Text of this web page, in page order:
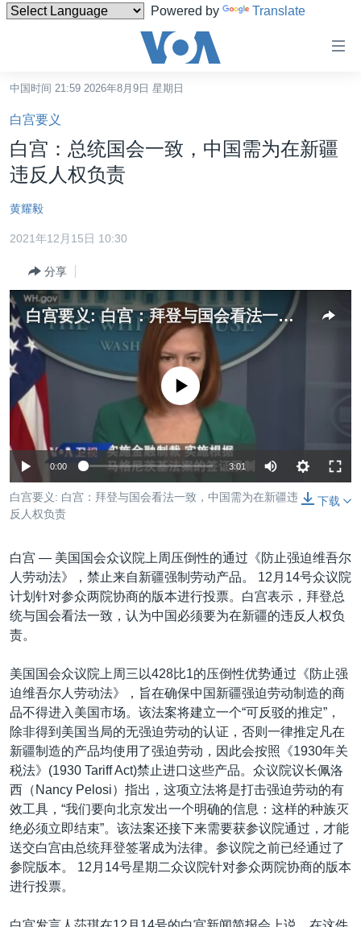
Powered by Translate
碍
链
接
跳
转
内
容
到
导
跳
转
检
中国
最新国际新闻
印太
中东
非洲
美洲
全球议题
分类新闻
经济·金融·贸易
人权·法律·宗教
科教·文娱·体健
军事
劳工
环境
美中关系
热点专题
白宫要闻
国会报道
美中关系
美国建国250周年
埃博拉疫情
美国之音专访
台海两岸关系
南中国海争端
GEN Z 看美国
VOA视频
VOA今日焦点
中文广播
关注我们
其他语言网站
中国时间 21:59 2026年8月9日 星期日
白宫要义
白宫：总统国会一致，中国需为在新疆
违反人权负责
黄耀毅
2021年12月15日 10:30
分享
白宫要义: 白宫：拜登与国会看法一致，中国需为在新疆违反人权负责
没有媒体可用资源
0:00 3:01
下载
白宫要义: 白宫：拜登与国会看法一致，中国需为在新疆违
反人权负责
白宫 — 美国国会众议院上周压倒性的通过《防止强迫维吾尔
人劳动法》，禁止来自新疆强制劳动产品。 12月14号众议院
计划针对参众两院协商的版本进行投票。白宫表示，拜登总
统与国会看法一致，认为中国必须要为在新疆的违反人权负
责。
美国国会众议院上周三以428比1的压倒性优势通过《防止强
迫维吾尔人劳动法》，旨在确保中国新疆强迫劳动制造的商
品不得进入美国市场。该法案将建立一个“可反驳的推定”，
除非得到美国当局的无强迫劳动的认证，否则一律推定凡在
新疆制造的产品均使用了强迫劳动，因此会按照《1930年关
税法》(1930 Tariff Act)禁止进口这些产品。众议院议长佩洛
西（Nancy Pelosi）指出，这项立法将是打击强迫劳动的有
效工具，“我们要向北京发出一个明确的信息：这样的种族灭
绝必须立即结束”。该法案还接下来需要获参议院通过，才能
送交白宫由总统拜登签署成为法律。参议院之前已经通过了
参院版本。 12月14号星期二众议院针对参众两院协商的版本
进行投票。